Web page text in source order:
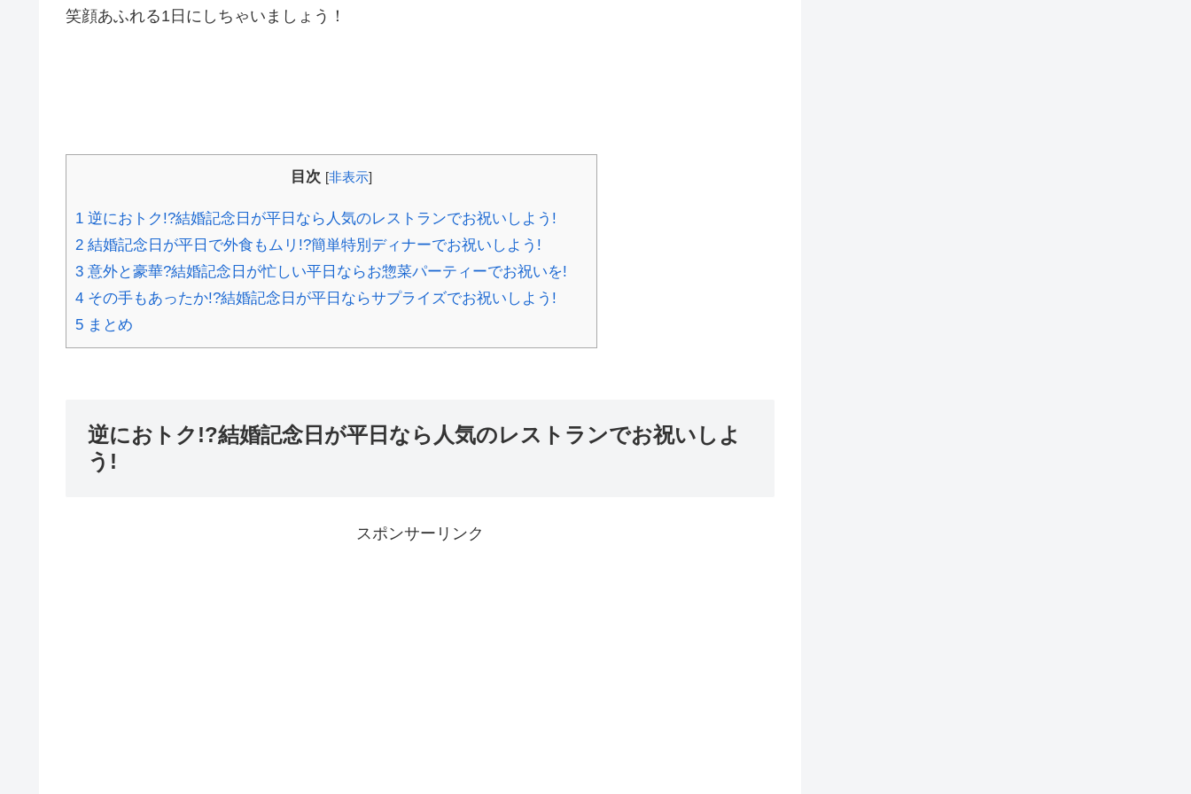
笑顔あふれる1日にしちゃいましょう！
目次 [非表示]
1 逆におトク!?結婚記念日が平日なら人気のレストランでお祝いしよう!
2 結婚記念日が平日で外食もムリ!?簡単特別ディナーでお祝いしよう!
3 意外と豪華?結婚記念日が忙しい平日ならお惣菜パーティーでお祝いを!
4 その手もあったか!?結婚記念日が平日ならサプライズでお祝いしよう!
5 まとめ
逆におトク!?結婚記念日が平日なら人気のレストランでお祝いしよ
う!
スポンサーリンク